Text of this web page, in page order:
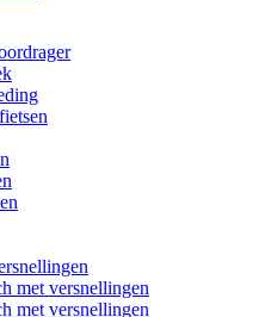
met versnellingen
met versnellingen